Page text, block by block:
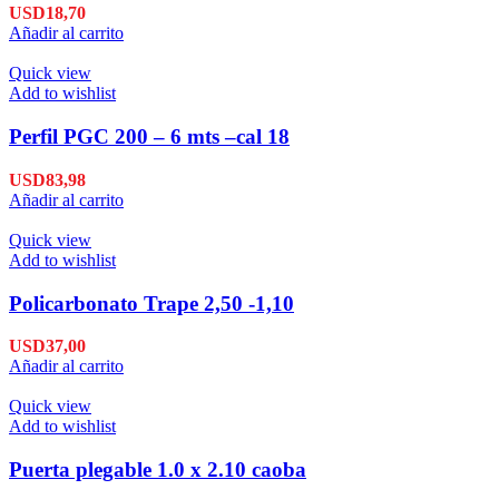
USD18,70
Añadir al carrito
Quick view
Add to wishlist
Perfil PGC 200 – 6 mts –cal 18
USD83,98
Añadir al carrito
Quick view
Add to wishlist
Policarbonato Trape 2,50 -1,10
USD37,00
Añadir al carrito
Quick view
Add to wishlist
Puerta plegable 1.0 x 2.10 caoba